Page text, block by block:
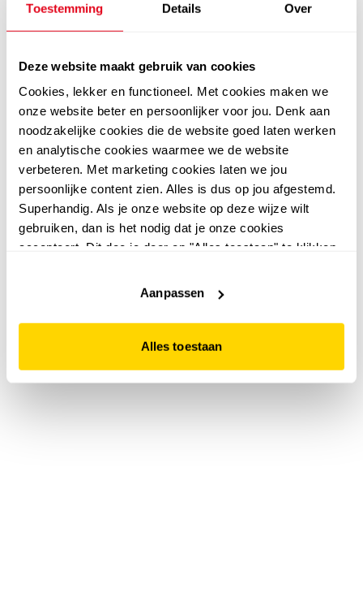
Toestemming Details Over
Deze website maakt gebruik van cookies
Cookies, lekker en functioneel. Met cookies maken we
onze website beter en persoonlijker voor jou. Denk aan
noodzakelijke cookies die de website goed laten werken
en analytische cookies waarmee we de website
verbeteren. Met marketing cookies laten we jou
persoonlijke content zien. Alles is dus op jou afgestemd.
Superhandig. Als je onze website op deze wijze wilt
gebruiken, dan is het nodig dat je onze cookies
accepteert. Dit doe je door op "Alles toestaan" te klikken.
website niet optimaal functioneert.
Aanpassen
Alles toestaan